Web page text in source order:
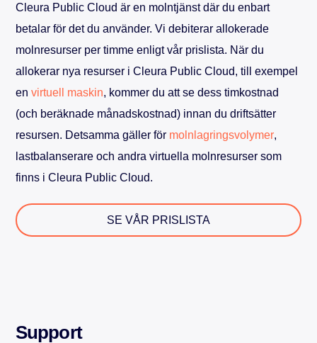
Cleura Public Cloud är en molntjänst där du enbart
betalar för det du använder. Vi debiterar allokerade
molnresurser per timme enligt vår prislista. När du
allokerar nya resurser i Cleura Public Cloud, till exempel
en virtuell maskin, kommer du att se dess timkostnad
(och beräknade månadskostnad) innan du driftsätter
resursen. Detsamma gäller för molnlagringsvolymer,
lastbalanserare och andra virtuella molnresurser som
finns i Cleura Public Cloud.
SE VÅR PRISLISTA
Support